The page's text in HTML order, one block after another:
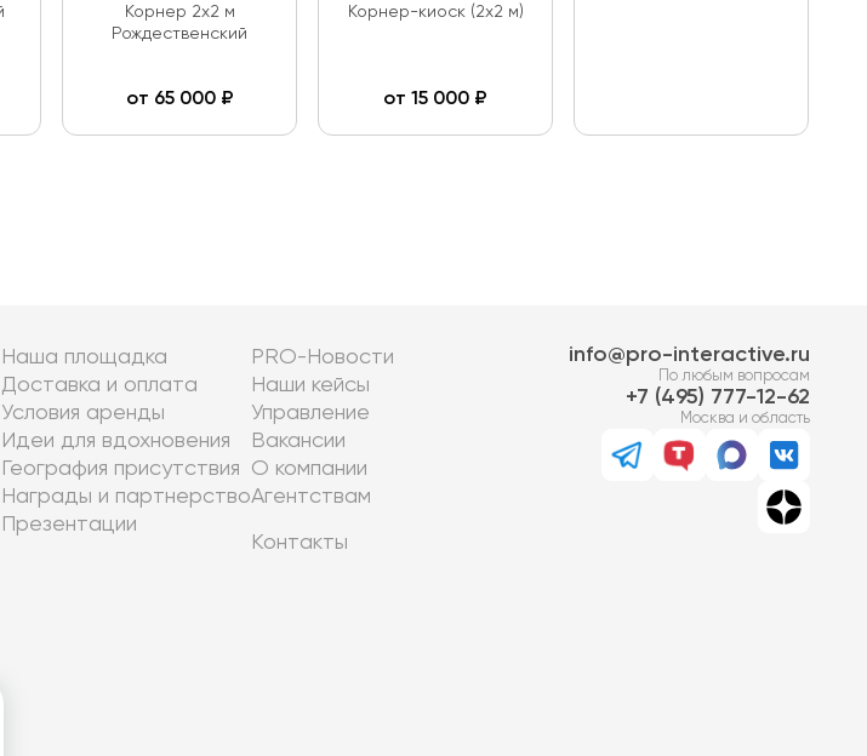
Корнер 2х2 м
Рождественский
от 65 000₽
Корнер-киоск (2х2 м)
от 15 000 ₽
Наша площадка
Доставка и оплата
Условия аренды
Идеи для вдохновения
География присутствия
Награды и партнерство
Презентации
PRO-Новости
Наши кейсы
Управление
Вакансии
О компании
Агентствам
Контакты
info@pro-interactive.ru
По любым вопросам
7 (495) 777-12-62
Москва и область